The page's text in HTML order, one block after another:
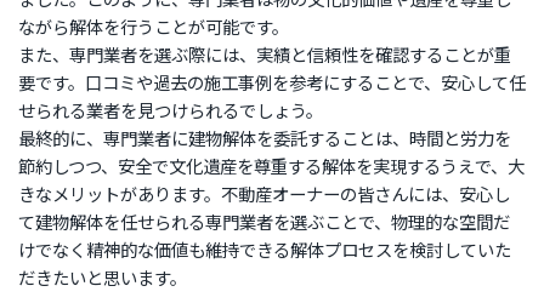
ながら解体を行うことが可能です。
また、専門業者を選ぶ際には、実績と信頼性を確認することが重
要です。口コミや過去の施工事例を参考にすることで、安心して任
せられる業者を見つけられるでしょう。
最終的に、専門業者に建物解体を委託することは、時間と労力を
節約しつつ、安全で文化遺産を尊重する解体を実現するうえで、大
きなメリットがあります。不動産オーナーの皆さんには、安心し
て建物解体を任せられる専門業者を選ぶことで、物理的な空間だ
けでなく精神的な価値も維持できる解体プロセスを検討していた
だきたいと思います。